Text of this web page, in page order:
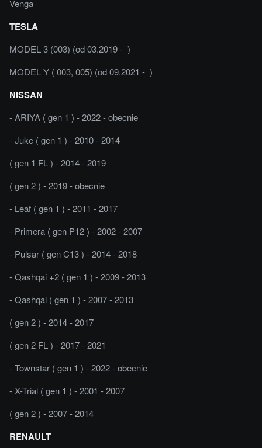
Venga
TESLA
MODEL 3 (003) (od 03.2019 - )
MODEL Y ( 003, 005) (od 09.2021 - )
NISSAN
- ARIYA ( gen 1 ) - 2022 - obecnie
- Juke ( gen 1 ) - 2010 - 2014
( gen 1 FL ) - 2014 - 2019
( gen 2 ) - 2019 - obecnie
- Leaf ( gen 1 ) - 2011 - 2017
- Primera ( gen P12 ) - 2002 - 2007
- Pulsar ( gen C13 ) - 2014 - 2018
- Qashqai +2 ( gen 1 ) - 2009 - 2013
- Qashqai ( gen 1 ) - 2007 - 2013
( gen 2 ) - 2014 - 2017
( gen 2 FL ) - 2017 - 2021
- Townstar ( gen 1 ) - 2022 - obecnie
- X-Trial ( gen 1 ) - 2001 - 2007
( gen 2 ) - 2007 - 2014
RENAULT